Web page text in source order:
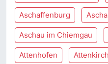
Aschaffenburg
Aschau im Chiemgau
Attenhofen